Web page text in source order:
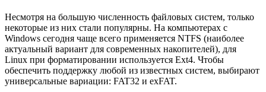
Несмотря на большую численность файловых систем, только
некоторые из них стали популярны. На компьютерах с
Windows сегодня чаще всего применяется NTFS (наиболее
актуальный вариант для современных накопителей), для
Linux при форматировании используется Ext4. Чтобы
обеспечить поддержку любой из известных систем, выбирают
универсальные вариации: FAT32 и exFAT.